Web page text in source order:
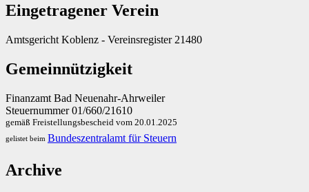
Eingetragener Verein
Amtsgericht Koblenz - Vereinsregister 21480
Gemeinnützigkeit
Finanzamt Bad Neuenahr-Ahrweiler
Steuernummer 01/660/21610
gemäß Freistellungsbescheid vom 20.01.2025
gelistet beim Bundeszentralamt für Steuern
Archive